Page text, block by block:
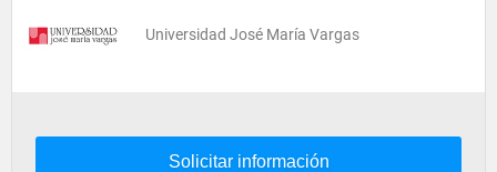
Universidad José María Vargas
Solicitar información